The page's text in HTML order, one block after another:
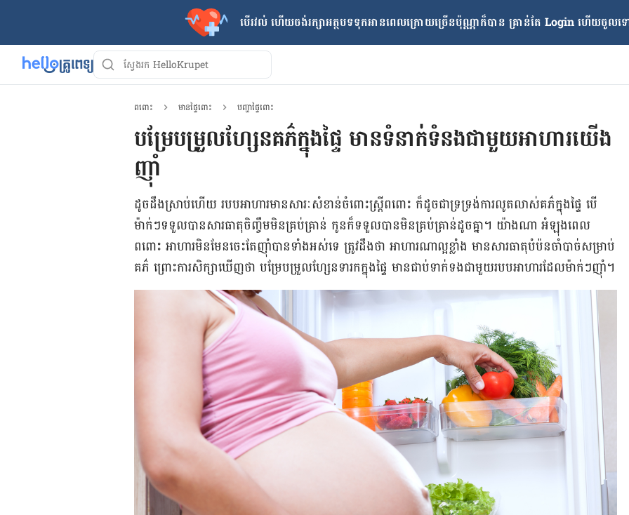
បើរវល់ ហើយចង់​រក្សាអត្ថបទទុកអានពេលក្រោយ​ច្រើនប៉ុណ្ណាក៏បាន គ្រាន់តែ​ Login ហើយចូលទ
ពពោះ មានផ្ទៃពោះ បញ្ហាផ្ទៃពោះ
បម្រែបម្រួលហ្សែនគភ៌ក្នុងផ្ទៃ មានទំនាក់ទំនងជាមួយអាហារយើង
ញ៉ាំ
ដូច​ដឹង​ស្រាប់​ហើយ​ របបអាហារ​មាន​សារៈសំខាន់​ចំពោះ​ស្រី្ត​ពពោះ ក៏​ដូច​ជា​ទ្រទ្រង់​ការ​លូត​លាស់​គភ៌​ក្នុង​ផ្ទៃ បើ​
ម៉ាក់ៗ​ទទួល​បាន​សារធាតុ​ចិញ្ចឹម​មិន​គ្រប់​គ្រាន់ កូនក៏​ទទួល​បាន​មិន​គ្រប់​គ្រាន់​ដូច​គ្នា។ យ៉ាងណា ​អំឡុងពេល
ពពោះ ​អាហារ​មិន​មែន​ចេះ​តែ​ញ៉ាំ​បាន​ទាំង​អស់​ទេ ត្រូវ​ដឹង​ថា អាហារណា​ល្អ​ខ្លាំង​ មាន​សារធាតុ​បំប៉ន​ចាំបាច់​សម្រាប់​
គភ៌ ព្រោះ​ការ​សិក្សា​ឃើញថា បម្រែបម្រួល​ហ្សែន​ទារក​ក្នុង​ផ្ទៃ មាន​ជាប់​ទាក់​ទង​ជា​មួយ​របប​អាហារ​ដែលម៉ាក់ៗញ៉ាំ។